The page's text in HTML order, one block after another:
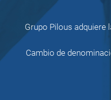
Grupo Pilous adquiere
Cambio de